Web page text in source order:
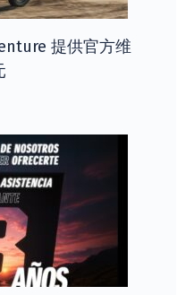
提供官方维